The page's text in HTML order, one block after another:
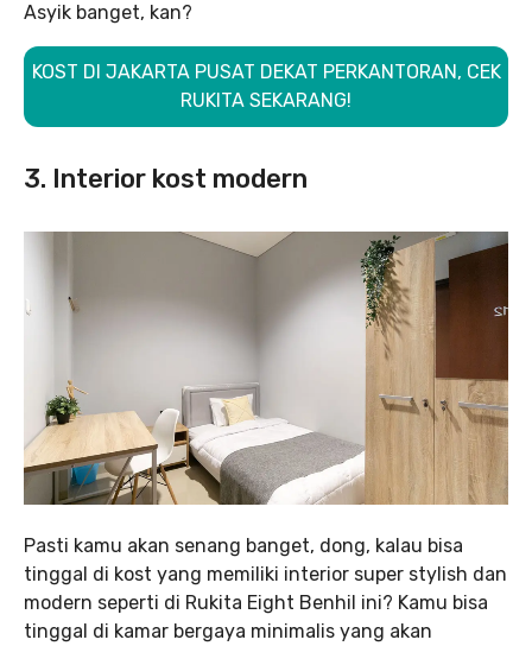
Asyik banget, kan?
KOST DI JAKARTA PUSAT DEKAT PERKANTORAN, CEK
RUKITA SEKARANG!
3. Interior kost modern
Pasti kamu akan senang banget, dong, kalau bisa
tinggal di kost yang memiliki interior super stylish dan
modern seperti di Rukita Eight Benhil ini? Kamu bisa
tinggal di kamar bergaya minimalis yang akan